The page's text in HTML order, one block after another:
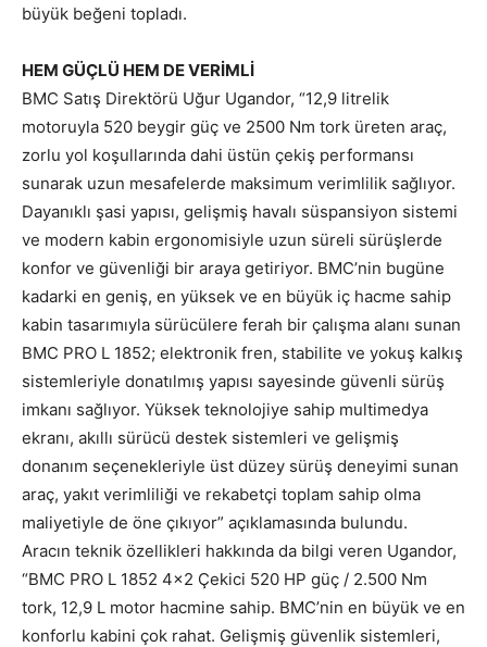
büyük beğeni topladı.
HEM GÜÇLÜ HEM DE VERİMLİ
BMC Satış Direktörü Uğur Ugandor, “12,9 litrelik
motoruyla 520 beygir güç ve 2500 Nm tork üreten araç,
zorlu yol koşullarında dahi üstün çekiş performansı
sunarak uzun mesafelerde maksimum verimlilik sağlıyor.
Dayanıklı şasi yapısı, gelişmiş havalı süspansiyon sistemi
ve modern kabin ergonomisiyle uzun süreli sürüşlerde
konfor ve güvenliği bir araya getiriyor. BMC’nin bugüne
kadarki en geniş, en yüksek ve en büyük iç hacme sahip
kabin tasarımıyla sürücülere ferah bir çalışma alanı sunan
BMC PRO L 1852; elektronik fren, stabilite ve yokuş kalkış
sistemleriyle donatılmış yapısı sayesinde güvenli sürüş
imkanı sağlıyor. Yüksek teknolojiye sahip multimedya
ekranı, akıllı sürücü destek sistemleri ve gelişmiş
donanım seçenekleriyle üst düzey sürüş deneyimi sunan
araç, yakıt verimliliği ve rekabetçi toplam sahip olma
maliyetiyle de öne çıkıyor” açıklamasında bulundu.
Aracın teknik özellikleri hakkında da bilgi veren Ugandor,
“BMC PRO L 1852 4×2 Çekici 520 HP güç / 2.500 Nm
tork, 12,9 L motor hacmine sahip. BMC’nin en büyük ve en
konforlu kabini çok rahat. Gelişmiş güvenlik sistemleri,